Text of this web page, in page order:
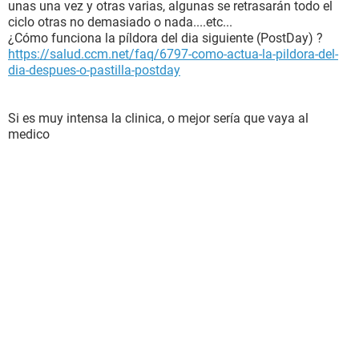
unas una vez y otras varias, algunas se retrasarán todo el
ciclo otras no demasiado o nada....etc...
¿Cómo funciona la píldora del dia siguiente (PostDay) ?
https://salud.ccm.net/faq/6797-como-actua-la-pildora-del-
dia-despues-o-pastilla-postday
Si es muy intensa la clinica, o mejor sería que vaya al
medico